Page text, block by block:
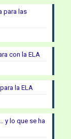
para las
con la ELA
la ELA
y lo que se ha